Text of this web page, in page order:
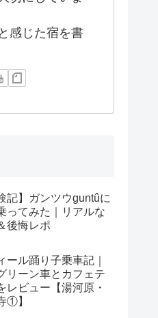
感じた宿を書
記】ガンツウguntûに
ってみた｜リアルな
後悔レポ
ール踊り子乗車記｜
リーン車とカフェテ
レビュー【湯河原・
①】